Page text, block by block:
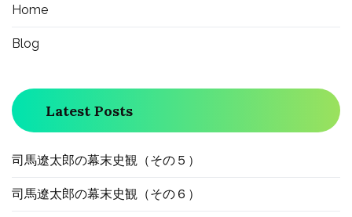
ョ
Home
Blog
Latest Posts
司馬遼太郎の幕末史観（その５）
司馬遼太郎の幕末史観（その６）